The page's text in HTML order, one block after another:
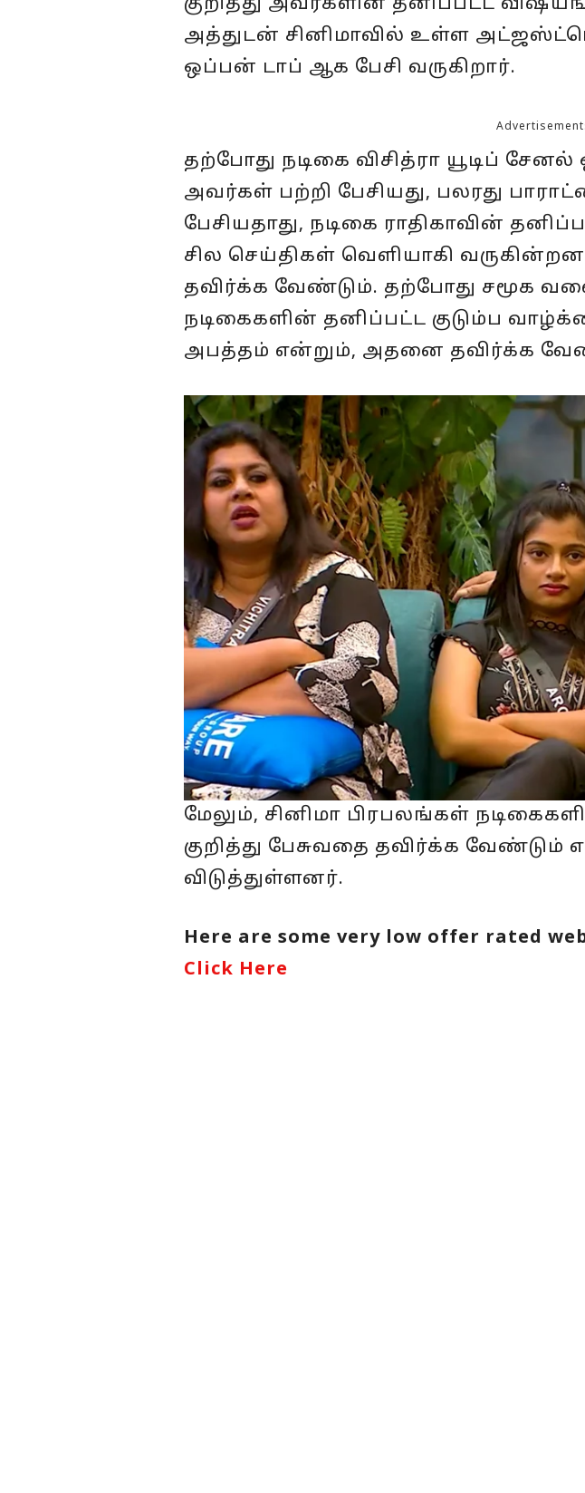
அத்துடன் சினிமாவில் உள்ள
ஒப்பன் டாப் ஆக பேசி வருகிறார்.
தற்போது நடிகை விசித்ரா யூடிப் சேனல்
அவர்கள் பற்றி பேசியது, பலரது
பேசியதாது, நடிகை ராதிகாவின்
சில செய்திகள் வெளியாகி
தவிர்க்க வேண்டும். தற்போது சமூக
நடிகைகளின் தனிப்பட்ட குடும்ப
அபத்தம் என்றும், அதனை தவிர்க்க
மேலும், சினிமா பிரபலங்கள்
குறித்து பேசுவதை தவிர்க்க வேண்டும்
விடுத்துள்ளனர்.
Here are some very low offer rated
Click Here